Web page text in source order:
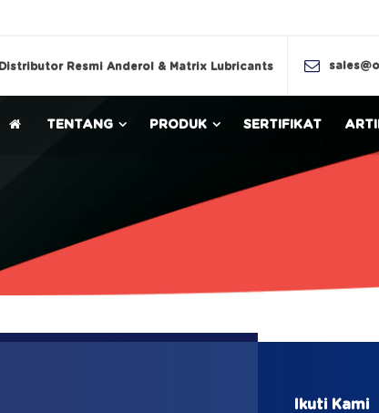
Distributor Resmi Anderol & Matrix Lubricants
TENTANG PRODUK SERTIFIKAT
Ikuti Kami